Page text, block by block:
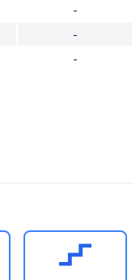
-
-
-